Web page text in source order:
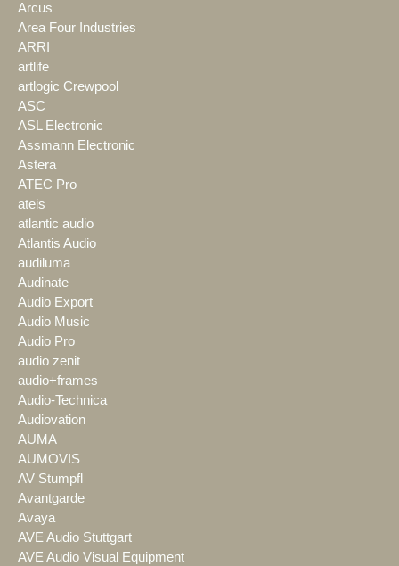
Arcus
Area Four Industries
ARRI
artlife
artlogic Crewpool
ASC
ASL Electronic
Assmann Electronic
Astera
ATEC Pro
ateis
atlantic audio
Atlantis Audio
audiluma
Audinate
Audio Export
Audio Music
Audio Pro
audio zenit
audio+frames
Audio-Technica
Audiovation
AUMA
AUMOVIS
AV Stumpfl
Avantgarde
Avaya
AVE Audio Stuttgart
AVE Audio Visual Equipment